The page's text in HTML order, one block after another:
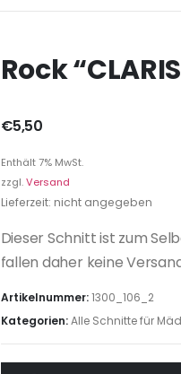
Rock
€5,50
Enthält 7% MwSt.
zzgl.Versand
Lieferzeit: nicht angegeben
Dieser Schnitt ist zum
fallen daher keine
Artikelnummer:1300_106_2
Kategorien:Alle Schnitte für